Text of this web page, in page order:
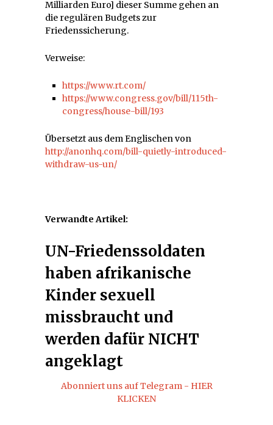
Milliarden Euro] dieser Summe gehen an
die regulären Budgets zur
Friedenssicherung.
Verweise:
https://www.rt.com/
https://www.congress.gov/bill/115th-
congress/house-bill/193
Übersetzt aus dem Englischen von
http://anonhq.com/bill-quietly-introduced-
withdraw-us-un/
Verwandte Artikel:
UN-Friedenssoldaten
haben afrikanische
Kinder sexuell
missbraucht und
werden dafür NICHT
angeklagt
Abonniert uns auf Telegram - HIER
KLICKEN